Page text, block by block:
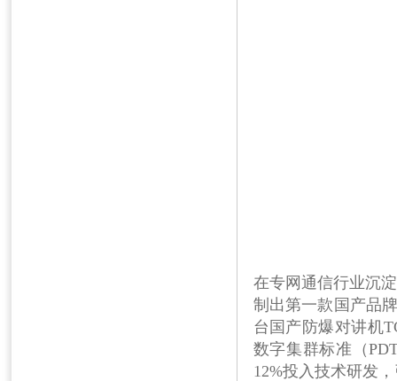
在专网通信行业沉淀
制出第一款国产品
台国产防爆对讲机
数字集群标准（
12%投入技术研发